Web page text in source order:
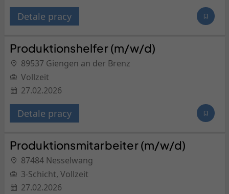
Detale pracy
Produktionshelfer (m/w/d)
89537 Giengen an der Brenz
Vollzeit
27.02.2026
Detale pracy
Produktionsmitarbeiter (m/w/d)
87484 Nesselwang
3-Schicht, Vollzeit
27.02.2026